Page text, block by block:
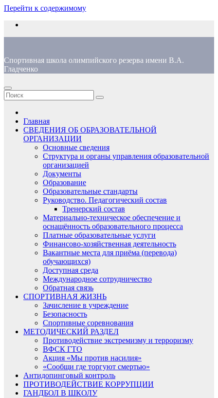
Перейти к содержимому
Спортивная школа олимпийского резерва имени В.А.
Гладченко
Главная
СВЕДЕНИЯ ОБ ОБРАЗОВАТЕЛЬНОЙ
ОРГАНИЗАЦИИ
Основные сведения
Структура и органы управления образовательной
организацией
Документы
Образование
Образовательные стандарты
Руководство. Педагогический состав
Тренерский состав
Материально-техническое обеспечение и
оснащённость образовательного процесса
Платные образовательные услуги
Финансово-хозяйственная деятельность
Вакантные места для приёма (перевода)
обучающихся)
Доступная среда
Международное сотрудничество
Обратная связь
СПОРТИВНАЯ ЖИЗНЬ
Зачисление в учреждение
Безопасность
Спортивные соревнования
МЕТОДИЧЕСКИЙ РАЗДЕЛ
Противодействие экстремизму и терроризму
ВФСК ГТО
Акция «Мы против насилия»
«Сообщи где торгуют смертью»
Антидопинговый контроль
ПРОТИВОДЕЙСТВИЕ КОРРУПЦИИ
ГАНДБОЛ В ШКОЛУ